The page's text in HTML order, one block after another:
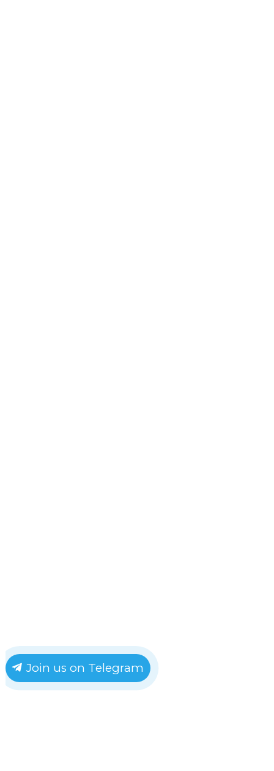
Join us on Telegram